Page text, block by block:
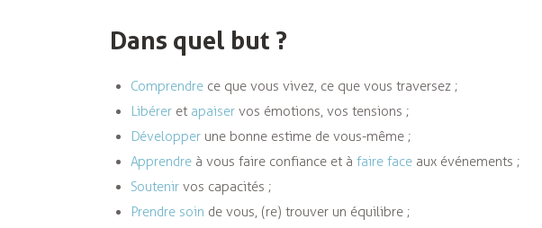
Dans quel but ?
Comprendre ce que vous vivez, ce que vous traversez ;
Libérer et apaiser vos émotions, vos tensions ;
Développer une bonne estime de vous-même ;
Apprendre à vous faire confiance et àfaire face aux événements ;
Soutenir vos capacités ;
Prendre soin de vous, (re) trouver un équilibre ;